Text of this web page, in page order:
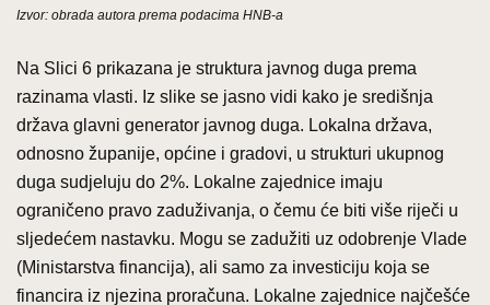
Izvor: obrada autora prema podacima HNB-a
Na Slici 6 prikazana je struktura javnog duga prema
razinama vlasti. Iz slike se jasno vidi kako je središnja
država glavni generator javnog duga. Lokalna država,
odnosno županije, općine i gradovi, u strukturi ukupnog
duga sudjeluju do 2%. Lokalne zajednice imaju
ograničeno pravo zaduživanja, o čemu će biti više riječi u
sljedećem nastavku. Mogu se zadužiti uz odobrenje Vlade
(Ministarstva financija), ali samo za investiciju koja se
financira iz njezina proračuna. Lokalne zajednice najčešće